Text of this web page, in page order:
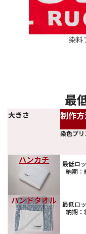
染料
最
大きさ 制作
染色プリ
ハンカチ
最低ロ
納期：
ハンドタオル
最低ロ
納期：